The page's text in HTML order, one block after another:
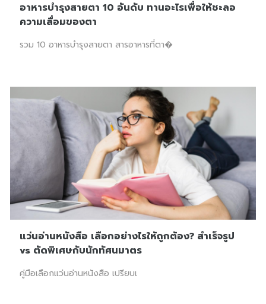
อาหารบำรุงสายตา 10 อันดับ ทานอะไรเพื่อให้ชะลอ
ความเสื่อมของตา
รวม 10 อาหารบำรุงสายตา สารอาหารที่ตา�
แว่นอ่านหนังสือ เลือกอย่างไรให้ถูกต้อง? สำเร็จรูป
vs ตัดพิเศษกับนักทัศนมาตร
คู่มือเลือกแว่นอ่านหนังสือ เปรียบเ